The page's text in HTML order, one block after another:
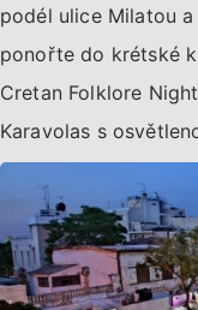
podél ulice Milatou
ponořte do krétské
Cretan Folklore
Karavolas s